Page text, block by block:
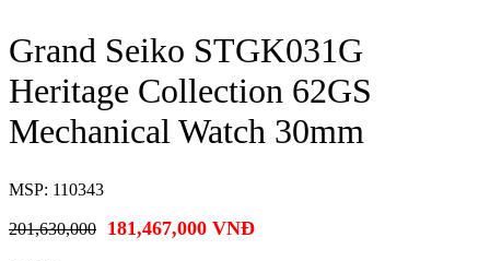
Grand Seiko STGK031G
Heritage Collection 62GS
Mechanical Watch 30mm
MSP: 110343
201,630,000 181,467,000 VNĐ